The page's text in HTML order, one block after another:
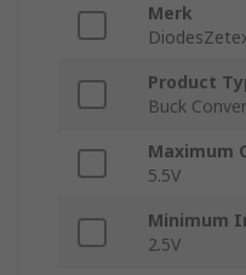
Merk
Product
Buck
Maximum
5.5V
Minimum
2.5V